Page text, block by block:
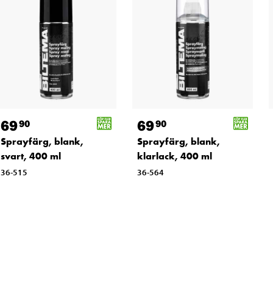
6990
Sprayfärg, blank,
svart, 400 ml
36-515
6990
Sprayfärg, blank,
klarlack, 400 ml
36-564